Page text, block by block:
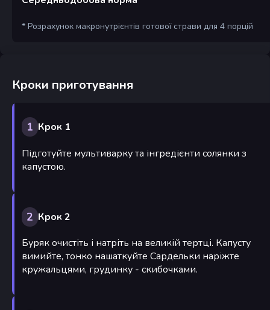
* Розрахунок макронутрієнтів готової страви для 4 порцій
Кроки приготування
1 Крок 1
Підготуйте мультиварку та інгредієнти солянки з
капустою.
2 Крок 2
Буряк очистіть і натріть на великій тертці. Капусту
вимийте, тонко нашаткуйте Сардельки наріжте
кружальцями, грудинку - скибочками.